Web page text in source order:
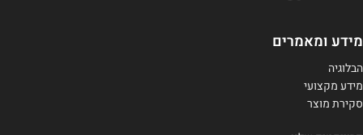
מידע ומאמרים
הבלוגיה
מידע מקצועי
סקירת מוצר